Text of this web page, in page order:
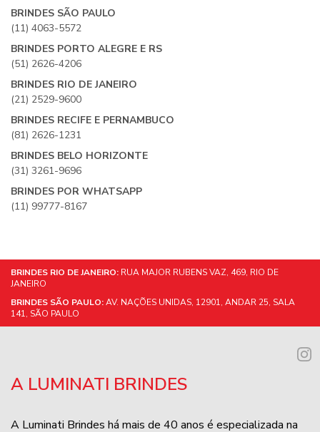
BRINDES SÃO PAULO
(11) 4063-5572
BRINDES PORTO ALEGRE E RS
(51) 2626-4206
BRINDES RIO DE JANEIRO
(21) 2529-9600
BRINDES RECIFE E PERNAMBUCO
(81) 2626-1231
BRINDES BELO HORIZONTE
(31) 3261-9696
BRINDES POR WHATSAPP
(11) 99777-8167
BRINDES RIO DE JANEIRO: RUA MAJOR RUBENS VAZ, 469, RIO DE
JANEIRO
BRINDES SÃO PAULO:AV. NAÇÕES UNIDAS, 12901, ANDAR 25, SALA
141, SÃO PAULO
A LUMINATI BRINDES
A Luminati Brindes há mais de 40 anos é especializada na